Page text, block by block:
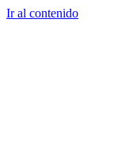
Ir al contenido